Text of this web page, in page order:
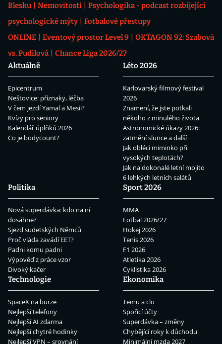
Blesku
Nemovitosti
Psychologika - podcast rozbíjející
psychologické mýty
Fotbalové přestupy
ONLINE
Eventový prostor Level 9
OKTAGON 92: Szabová
vs. Pudilová
Chance Liga 2026/27
Aktuálně
Epicentrum
Neštovice: příznaky, léčba
V čem jezdí Yamal a Mesii?
Kvízy pro seniory
Kalendář úplňků 2026
Co je bodycount?
Léto 2026
Karlovarský filmový festival
2026
Znamení, že jste potkali
někoho z minulého života
Astronomické úkazy 2026:
zatmění slunce a další
Jak obléci miminko při
vysokých teplotách?
Jak na dokonalé letní mojito
6 lehkých letních salátů
Politika
Nová superdávka: kdo na ní
dosáhne?
Sjezd sudetských Němců
Proč vláda zavádí EET?
Padni komu padni
Výpověď z práce vzor
Divoký kačer
Sport 2026
MMA
Fotbal 2026/27
Hokej 2026
Tenis 2026
F1 2026
Atletika 2026
Cyklistika 2026
Technologie
SpaceX na burze
Nejlepší telefony
Nejlepší AI zdarma
Nejlepší chytré hodinky
Nejlepší VPN – srovnání
Ekonomika
Temu a clo
Spořicí účty
Superdávka – změny
Chybějící roky k důchodu
Minimální mzda 2027